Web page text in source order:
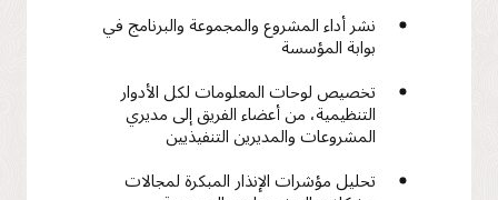
نشر أداء المشروع والمجموعة والبرنامج في
بوابة المؤسسة
تخصيص لوحات المعلومات لكل الأدوار
التنظيمية، من أعضاء الفريق إلى مديري
المشروعات والمديرين التنفيذيين
تحليل مؤشرات الإنذار المبكرة لمجالات